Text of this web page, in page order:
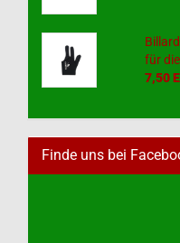
für
7,50
Finde uns bei